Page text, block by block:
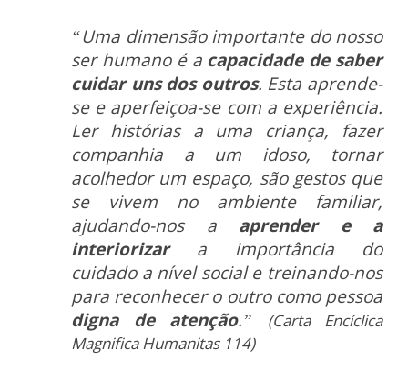
“Uma dimensão importante do nosso
ser humano é a capacidade de saber
cuidar uns dos outros. Esta aprende-
se e aperfeiçoa-se com a experiência.
Ler histórias a uma criança, fazer
companhia a um idoso, tornar
acolhedor um espaço, são gestos que
se vivem no ambiente familiar,
ajudando-nos a aprender e a
interiorizara importância do
cuidado a nível social e treinando-nos
para reconhecer o outro como pessoa
digna de atenção.”
(Carta Encíclica
Magnifica Humanitas 114)